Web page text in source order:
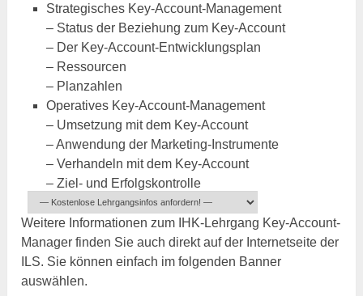
Strategisches Key-Account-Management
– Status der Beziehung zum Key-Account
– Der Key-Account-Entwicklungsplan
– Ressourcen
– Planzahlen
Operatives Key-Account-Management
– Umsetzung mit dem Key-Account
– Anwendung der Marketing-Instrumente
– Verhandeln mit dem Key-Account
– Ziel- und Erfolgskontrolle
Weitere Informationen zum IHK-Lehrgang Key-Account-
Manager finden Sie auch direkt auf der Internetseite der
ILS. Sie können einfach im folgenden Banner
auswählen.